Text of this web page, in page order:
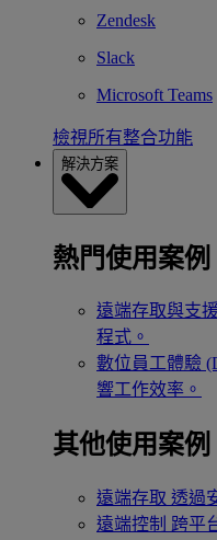
Zendesk
Slack
Microsoft Teams
檢視所有整合功能
解決方案
熱門使用案例
遠端存取與支
程式。
數位員工體驗
響工作效率。
其他使用案例
遠端存取 透過
遠端控制 跨平